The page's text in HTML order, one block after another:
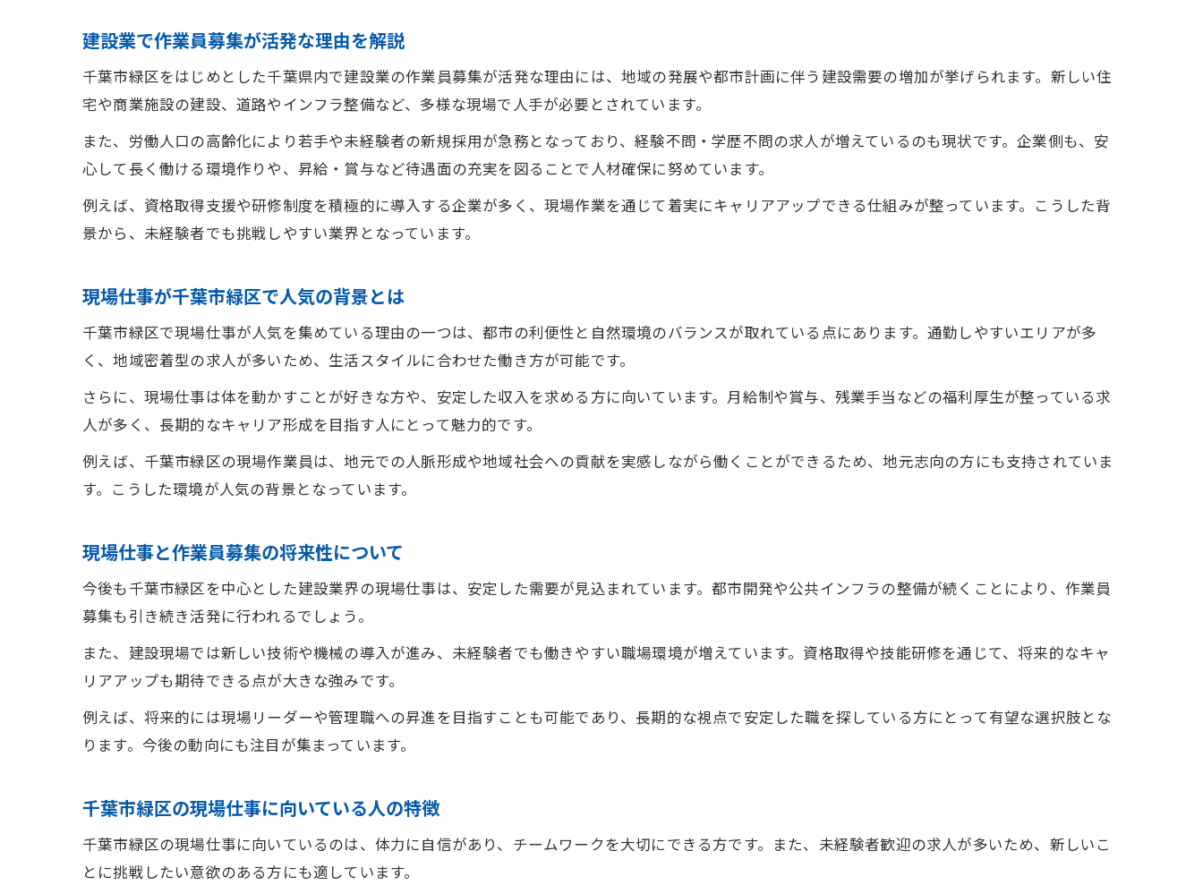
現場仕事で重視すべき作業員募集の条件
建設業の作業員募集で確認したい福利厚生
安心して働ける現場仕事の職場環境とは
作業員募集の求人選びで見るべきポイント
現場仕事応募前に知るべき安全対策とは
千葉県千葉市緑区で働く現場作業の実態
作業員募集から入社後の現場仕事の流れ
建設業の現場作業で感じるやりがいとは
希望に合った現場仕事を探すコツ
現場仕事で自分に合う職場を見つける方法
建設業で作業員募集が活発な理由を解説
千葉市緑区をはじめとした千葉県内で建設業の作業員募集が活発な理由には、地域の発展や都市計画に伴う建設需要の増加が挙げられます。新しい住
宅や商業施設の建設、道路やインフラ整備など、多様な現場で人手が必要とされています。
また、労働人口の高齢化により若手や未経験者の新規採用が急務となっており、経験不問・学歴不問の求人が増えているのも現状です。企業側も、安
心して長く働ける環境作りや、昇給・賞与など待遇面の充実を図ることで人材確保に努めています。
例えば、資格取得支援や研修制度を積極的に導入する企業が多く、現場作業を通じて着実にキャリアアップできる仕組みが整っています。こうした背
景から、未経験者でも挑戦しやすい業界となっています。
現場仕事が千葉市緑区で人気の背景とは
千葉市緑区で現場仕事が人気を集めている理由の一つは、都市の利便性と自然環境のバランスが取れている点にあります。通勤しやすいエリアが多
く、地域密着型の求人が多いため、生活スタイルに合わせた働き方が可能です。
さらに、現場仕事は体を動かすことが好きな方や、安定した収入を求める方に向いています。月給制や賞与、残業手当などの福利厚生が整っている求
人が多く、長期的なキャリア形成を目指す人にとって魅力的です。
例えば、千葉市緑区の現場作業員は、地元での人脈形成や地域社会への貢献を実感しながら働くことができるため、地元志向の方にも支持されていま
す。こうした環境が人気の背景となっています。
現場仕事と作業員募集の将来性について
今後も千葉市緑区を中心とした建設業界の現場仕事は、安定した需要が見込まれています。都市開発や公共インフラの整備が続くことにより、作業員
募集も引き続き活発に行われるでしょう。
また、建設現場では新しい技術や機械の導入が進み、未経験者でも働きやすい職場環境が増えています。資格取得や技能研修を通じて、将来的なキャ
リアアップも期待できる点が大きな強みです。
例えば、将来的には現場リーダーや管理職への昇進を目指すことも可能であり、長期的な視点で安定した職を探している方にとって有望な選択肢とな
ります。今後の動向にも注目が集まっています。
千葉市緑区の現場仕事に向いている人の特徴
千葉市緑区の現場仕事に向いているのは、体力に自信があり、チームワークを大切にできる方です。また、未経験者歓迎の求人が多いため、新しいこ
とに挑戦したい意欲のある方にも適しています。